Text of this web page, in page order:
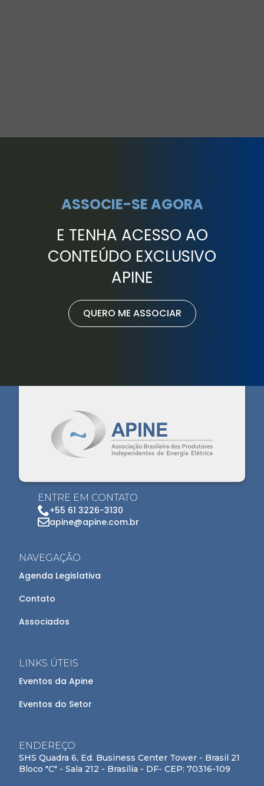
ASSOCIE-SE AGORA
E TENHA ACESSO AO
CONTEÚDO EXCLUSIVO
APINE
QUERO ME ASSOCIAR
ENTRE EM CONTATO
+55 61 3226-3130
apine@apine.com.br
NAVEGAÇÃO
Agenda Legislativa
Contato
Associados
LINKS ÚTEIS
Eventos da Apine
Eventos do Setor
ENDEREÇO
SHS Quadra 6, Ed. Business Center Tower - Brasil 21
Bloco "C" - Sala 212 - Brasília - DF- CEP: 70316-109